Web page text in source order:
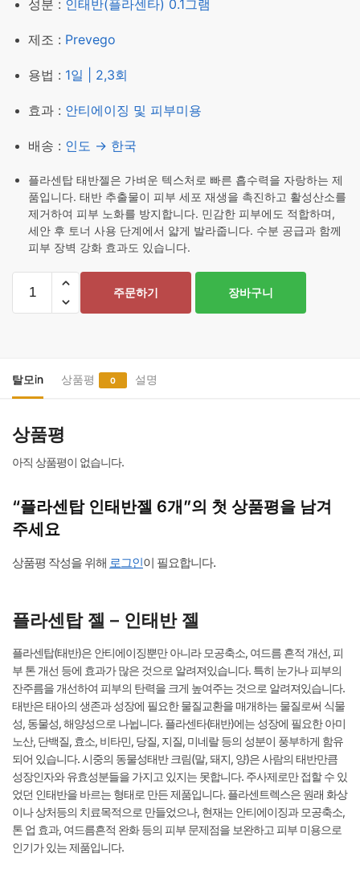
₩ 70,640.
성분 : 인태반(플라센타) 0.1그램
제조 : Prevego
용법 : 1일 | 2,3회
효과 : 안티에이징 및 피부미용
배송 : 인도 → 한국
플라센탑 태반젤은 가벼운 텍스처로 빠른 흡수력을 자랑하는 제
품입니다. 태반 추출물이 피부 세포 재생을 촉진하고 활성산소를
제거하여 피부 노화를 방지합니다. 민감한 피부에도 적합하며,
세안 후 토너 사용 단계에서 얇게 발라줍니다. 수분 공급과 함께
피부 장벽 강화 효과도 있습니다.
태
반
6
개
수
주문하기 장바구니
탈모in 상품평 0 설명
상품평
아직 상품평이 없습니다.
“플라센탑 인태반젤 6개”의 첫 상품평을 남겨
주세요
상품평 작성을 위해 로그인이 필요합니다.
플라센탑 젤 – 인태반 젤
플라센탑(태반)은 안티에이징뿐만 아니라 모공축소, 여드름 흔적 개선, 피
부 톤 개선 등에 효과가 많은 것으로 알려져있습니다. 특히 눈가나 피부의
잔주름을 개선하여 피부의 탄력을 크게 높여주는 것으로 알려져있습니다.
태반은 태아의 생존과 성장에 필요한 물질교환을 매개하는 물질로써 식물
성, 동물성, 해양성으로 나뉩니다. 플라센타(태반)에는 성장에 필요한 아미
노산, 단백질, 효소, 비타민, 당질, 지질, 미네랄 등의 성분이 풍부하게 함유
되어 있습니다. 시중의 동물성태반 크림(말, 돼지, 양)은 사람의 태반만큼
성장인자와 유효성분들을 가지고 있지는 못합니다. 주사제로만 접할 수 있
었던 인태반을 바르는 형태로 만든 제품입니다. 플라센트렉스은 원래 화상
이나 상처등의 치료목적으로 만들었으나, 현재는 안티에이징과 모공축소,
톤 업 효과, 여드름흔적 완화 등의 피부 문제점을 보완하고 피부 미용으로
인기가 있는 제품입니다.